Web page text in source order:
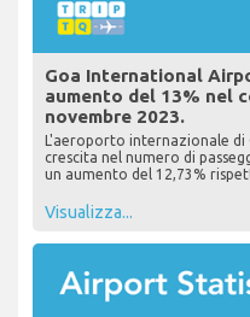
Goa International
aumento del 13% nel
novembre 2023.
L'aeroporto internazionale di
crescita nel numero di
un aumento del 12,73%
Visualizza...